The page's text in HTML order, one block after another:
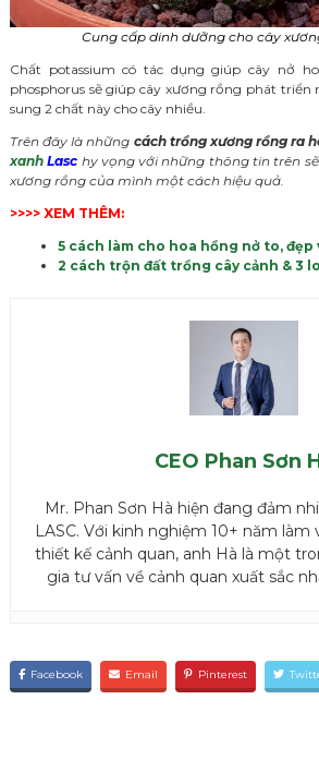
Cung cấp dinh dưỡng cho cây
Chất potassium có tác dụng giúp cây nở
phosphorus sẽ giúp cây xương rồng phát triển
sung 2 chất này cho cây nhiều.
Trên đây là những cách trồng xương rồng ra
xanh Lasc hy vọng với những thông tin trên
xương rồng của mình một cách hiệu quả.
>>>> XEM THÊM:
5 cách làm cho hoa hồng nở to,
2 cách trộn đất trồng cây cảnh & 3
CEO Phan Sơn
Mr. Phan Sơn Hà hiện đang đảm
LASC. Với kinh nghiệm 10+ năm
thiết kế cảnh quan, anh Hà là một
gia tư vấn về cảnh quan xuất sắc
Facebook Email Pinterest